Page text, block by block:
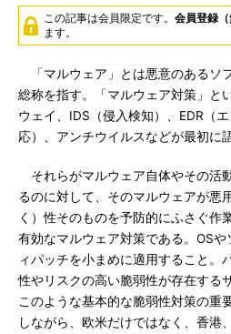
この記事は会員限定です。 会員登録（
ます。
「マルウェア」とは悪意のあるソ
総称を指す。「マルウェア対策」と
ウェイ、IDS（侵入検知）、EDR（
応）、アンチウイルスなどが最初に
それらがマルウェア自体やその活
るのに対して、そのマルウェアが悪
く）性そのものを予防的にふさぐ作
有効なマルウェア対策である。OS
ィパッチを小まめに適用すること。
性やリスクの高い脆弱性が存在する
このような基本的な脆弱性対策の重
しながら、欧米だけではなく、香港